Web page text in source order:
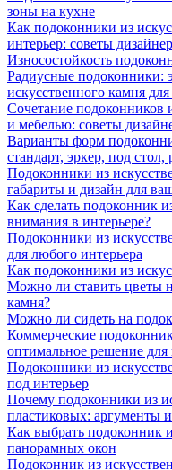
зоны на кухне
Как подоконники из
интерьер: советы
Износостойкость
Радиусные подоконники:
искусственного камня
Сочетание подоконников
и мебелью: советы
Варианты форм
стандарт, эркер, под стол,
Подоконники из
габариты и дизайн для
Как сделать подоконник
внимания в интерьере?
Подоконники из
для любого интерьера
Как подоконники из
Можно ли ставить цветы
камня?
Можно ли сидеть на
Коммерческие
оптимальное решение
Подоконники из
под интерьер
Почему подоконники из
пластиковых: аргументы
Как выбрать подоконник
панорамных окон
Подоконник из